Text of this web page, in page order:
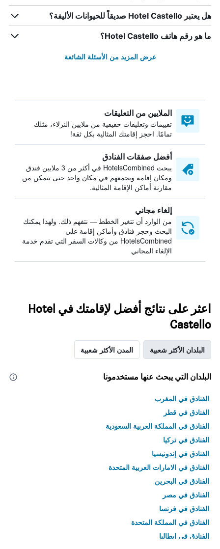
هل يعتبر Hotel Castello صديقاً للحيوانات الأليفة؟
ما هو رقم هاتف Hotel Castello؟
عرض المزيد من الأسئلة الشائعة
الملايين من التعليقات
تقييمات وتعليقات حقيقية من ملايين النزلاء، مثلك
تمامًا. احجز إقامتك المثالية بكل ثقة!
أفضل صفقات الفنادق
يبحث HotelsCombined في أكثر من 3 ملايين فندق
ومكان إقامة ويجمعهم في مكان واحد حتى تتمكن من
مقارنة أماكن الإقامة المثالية.
إلغاء مجاني
من الوارد أن تتغير الخطط — نتفهم ذلك. ولهذا يمكنك
البحث وحجز فنادق وأماكن إقامة على
HotelsCombined من وكالات السفر التي تقدم خدمة
الإلغاء المجاني
اعثر على نتائج أفضل لإقامتك في Hotel
Castello
البلدان الأكثر شعبية المدن الأكثر شعبية
البلدان التي يبحث عنها مستخدمونا
الفنادق في المغرب
الفنادق في قطر
الفنادق في المملكة العربية السعودية
الفنادق في تركيا
الفنادق في إندونيسيا
الفنادق في الامارات العربية المتحدة
الفنادق في البحرين
الفنادق في مصر
الفنادق في فرنسا
الفنادق في المملكة المتحدة
الفنادق في إيطاليا